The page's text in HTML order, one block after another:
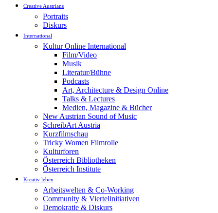
Creative Austrians
Portraits
Diskurs
International
Kultur Online International
Film/Video
Musik
Literatur/Bühne
Podcasts
Art, Architecture & Design Online
Talks & Lectures
Medien, Magazine & Bücher
New Austrian Sound of Music
SchreibArt Austria
Kurzfilmschau
Tricky Women Filmrolle
Kulturforen
Österreich Bibliotheken
Österreich Institute
Kreativ leben
Arbeitswelten & Co-Working
Community & Viertelinitiativen
Demokratie & Diskurs